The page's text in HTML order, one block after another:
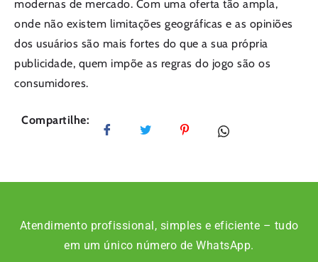
modernas de mercado. Com uma oferta tão ampla,
onde não existem limitações geográficas e as opiniões
dos usuários são mais fortes do que a sua própria
publicidade, quem impõe as regras do jogo são os
consumidores.
Compartilhe:
Atendimento profissional, simples e eficiente – tudo
em um único número de WhatsApp.